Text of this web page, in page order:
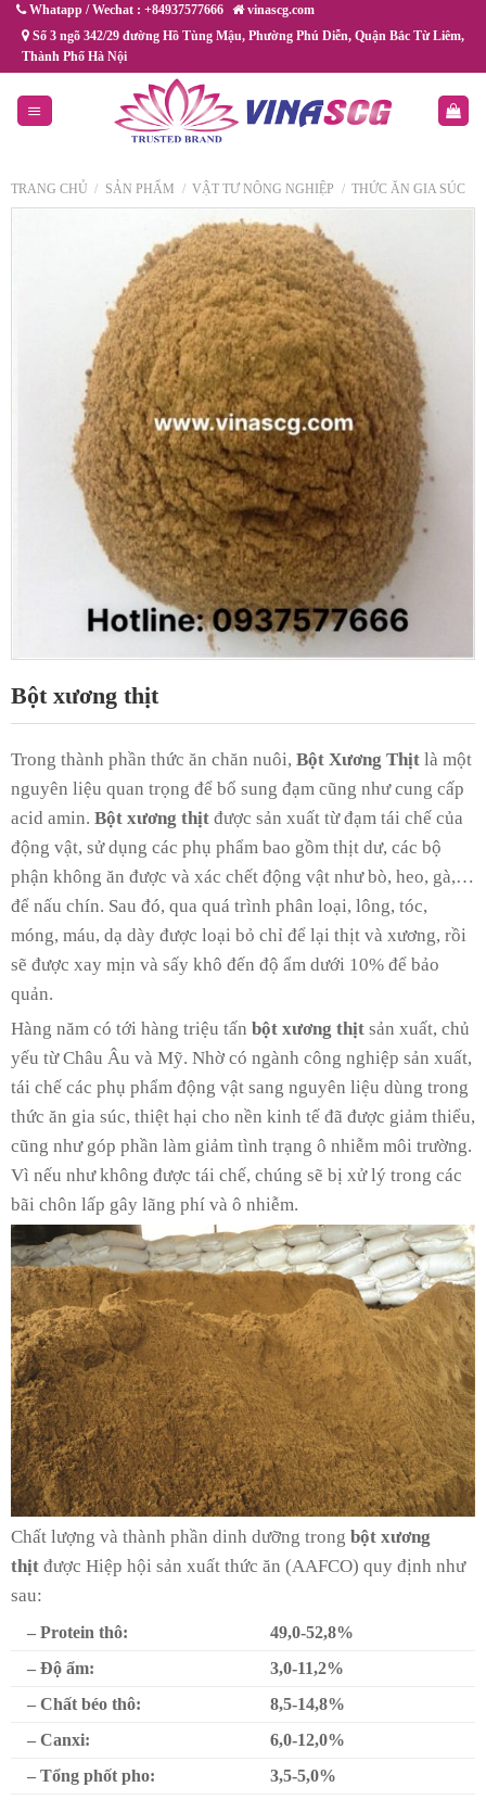
ChuyểnWhatapp / Wechat : +84937577666
vinascg.com
Số 3 ngõ 342/29 đường Hồ Tùng Mậu, Phường Phú Diễn, Quận Bắc Từ Liêm,
Thành Phố Hà Nội
TRANG CHỦ / SẢN PHẨM / VẬT TƯ NÔNG NGHIỆP / THỨC ĂN GIA SÚC
Bột xương thịt
Trong thành phần thức ăn chăn nuôi, Bột Xương Thịtlà một
nguyên liệu quan trọng để bổ sung đạm cũng như cung cấp
acid amin. Bột xương thịtđược sản xuất từ đạm tái chế của
động vật, sử dụng các phụ phẩm bao gồm thịt dư, các bộ
phận không ăn được và xác chết động vật như bò, heo, gà,…
để nấu chín. Sau đó, qua quá trình phân loại, lông, tóc,
móng, máu, dạ dày được loại bỏ chỉ để lại thịt và xương, rồi
sẽ được xay mịn và sấy khô đến độ ẩm dưới 10% để bảo
quản.
Hàng năm có tới hàng triệu tấn bột xương thịtsản xuất, chủ
yếu từ Châu Âu và Mỹ. Nhờ có ngành công nghiệp sản xuất,
tái chế các phụ phẩm động vật sang nguyên liệu dùng trong
thức ăn gia súc, thiệt hại cho nền kinh tế đã được giảm thiểu,
cũng như góp phần làm giảm tình trạng ô nhiễm môi trường.
Vì nếu như không được tái chế, chúng sẽ bị xử lý trong các
bãi chôn lấp gây lãng phí và ô nhiễm.
Chất lượng và thành phần dinh dưỡng trong bột xương
thịtđược Hiệp hội sản xuất thức ăn (AAFCO) quy định như
sau:
– Protein thô:
49,0-52,8%
– Độ ẩm:
3,0-11,2%
– Chất béo thô:
8,5-14,8%
– Canxi:
6,0-12,0%
– Tổng phốt pho:
3,5-5,0%